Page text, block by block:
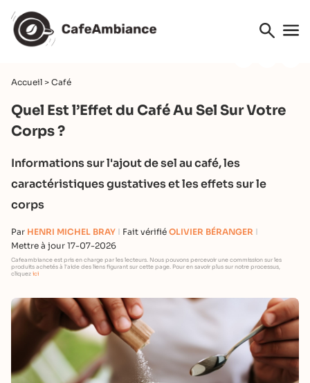
Accueil > Café
Quel Est l’Effet du Café Au Sel Sur Votre
Corps ?
Informations sur l'ajout de sel au café, les
caractéristiques gustatives et les effets sur le
corps
Par HENRI MICHEL BRAY Fait vérifié OLIVIER BÉRANGER
Mettre à jour 17-07-2026
Cafeambiance est pris en charge par les lecteurs. Nous pouvons percevoir une commission sur les
produits achetés à l'aide des liens figurant sur cette page. Pour en savoir plus sur notre processus,
cliquez ici